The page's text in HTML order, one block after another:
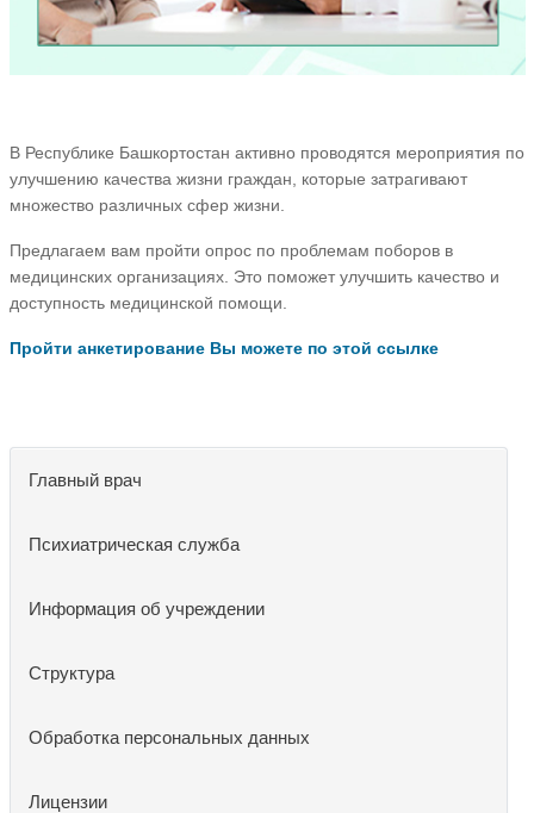
Главный врач
Психиатрическая служба
Информация об учреждении
Структура
Обработка персональных данных
Лицензии
В Республике Башкортостан активно проводятся мероприятия по
улучшению качества жизни граждан, которые затрагивают
множество различных сфер жизни.
Предлагаем вам пройти опрос по проблемам поборов в
медицинских организациях. Это поможет улучшить качество и
доступность медицинской помощи.
Пройти анкетирование Вы можете по этой ссылке